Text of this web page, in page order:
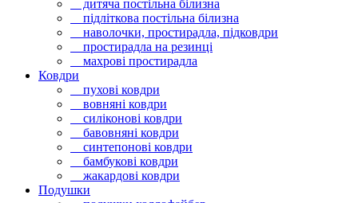
дитяча постільна білизна
підліткова постільна білизна
наволочки, простирадла, підковдри
простирадла на резинці
махрові простирадла
Ковдри
пухові ковдри
вовняні ковдри
силіконові ковдри
бавовняні ковдри
синтепонові ковдри
бамбукові ковдри
жакардові ковдри
Подушки